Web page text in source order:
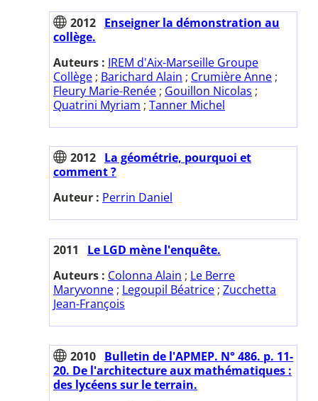
2012 Enseigner la démonstration au
collège.
Auteurs : IREM d'Aix-Marseille Groupe
Collège ; Barichard Alain ; Crumière Anne ;
Fleury Marie-Renée ; Gouillon Nicolas ;
Quatrini Myriam ; Tanner Michel
2012 La géométrie, pourquoi et
comment ?
Auteur : Perrin Daniel
2011
Le LGD mène l'enquête.
Auteurs : Colonna Alain ; Le Berre
Maryvonne ; Legoupil Béatrice ; Zucchetta
Jean-François
2010 Bulletin de l'APMEP. N° 486. p. 11-
20. De l'architecture aux mathématiques :
des lycéens sur le terrain.